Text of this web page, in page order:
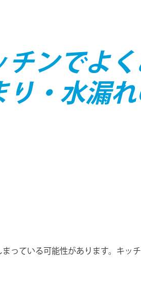
チンでよ
り・水漏
っている可能性があります。キッ